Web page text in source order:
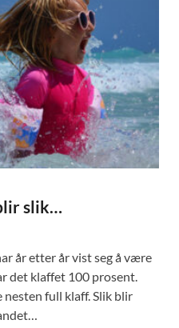
slik…
år etter år vist seg å være
det klaffet 100 prosent.
nesten full klaff. Slik blir